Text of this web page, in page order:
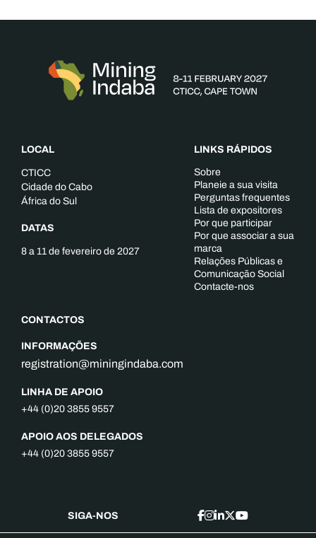
LOCAL
CTICC
Cidade do Cabo
África do Sul
DATAS
8 a 11 de fevereiro de 2027
CONTACTOS
INFORMAÇÕES
registration@miningindaba.com
LINHA DE APOIO
+44 (0)20 3855 9557
APOIO AOS DELEGADOS
+44 (0)20 3855 9557
LINKS RÁPIDOS
Sobre
Planeie a sua visita
Perguntas frequentes
Lista de expositores
Por que participar
Por que associar a sua
marca
Relações Públicas e
Comunicação Social
Contacte-nos
SIGA-NOS